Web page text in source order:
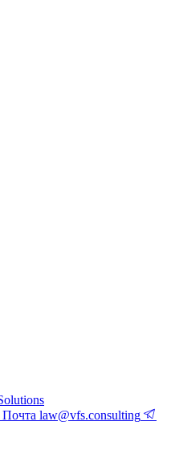
Почта law@vfs.consulting